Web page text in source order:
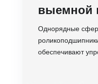
выемной
Однорядные
обеспечивают